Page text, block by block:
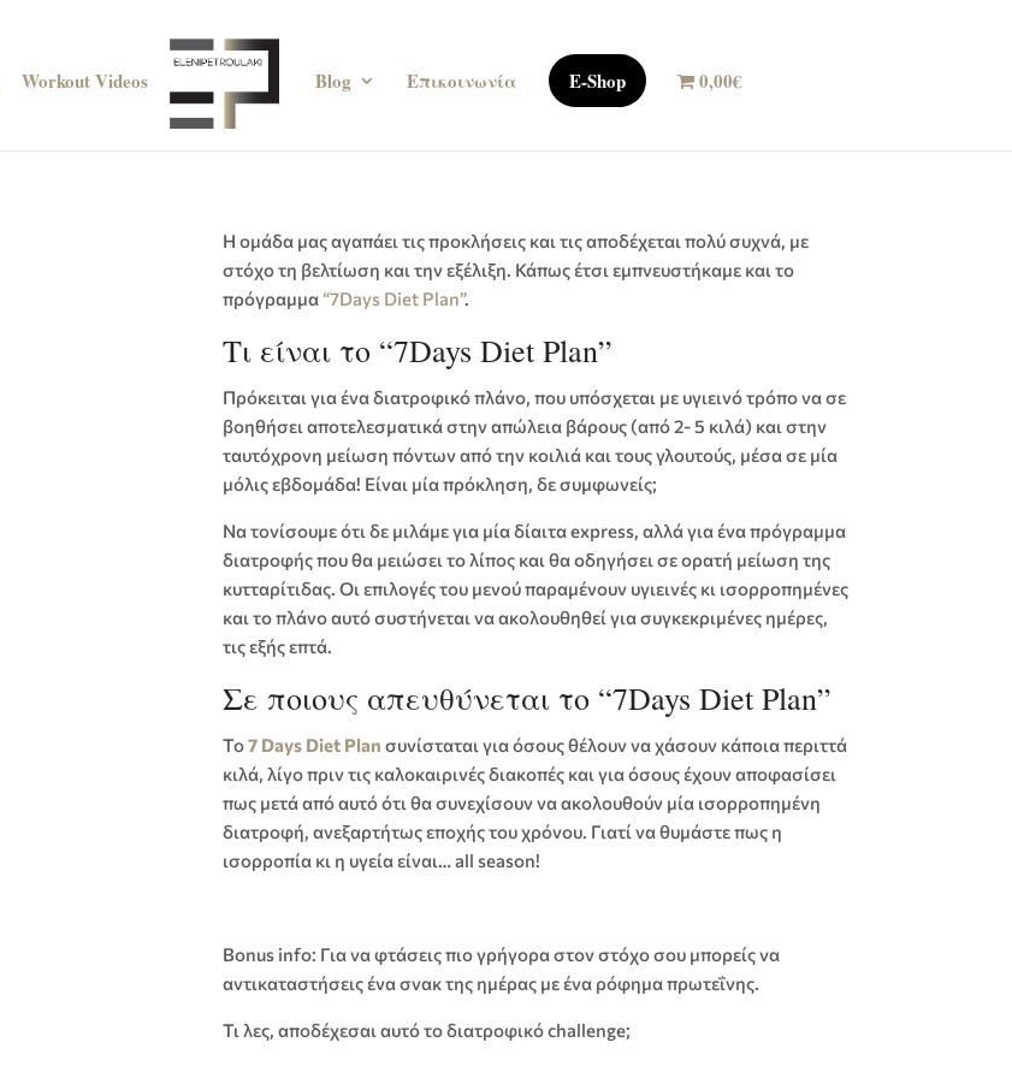
Workout Videos Blog Επικοινωνία E-Shop 0,00€
Η ομάδα μας αγαπάει τις προκλήσεις και τις αποδέχεται πολύ συχνά, με
στόχο τη βελτίωση και την εξέλιξη. Κάπως έτσι εμπνευστήκαμε και το
πρόγραμμα“7Days Diet Plan”.
Τι είναι το “7Days Diet Plan”
Πρόκειται για ένα διατροφικό πλάνο, που υπόσχεται με υγιεινό τρόπο να σε
βοηθήσει αποτελεσματικά στην απώλεια βάρους (από 2- 5 κιλά) και στην
ταυτόχρονη μείωση πόντων από την κοιλιά και τους γλουτούς, μέσα σε μία
μόλις εβδομάδα! Είναι μία πρόκληση, δε συμφωνείς;
Να τονίσουμε ότι δε μιλάμε για μία δίαιτα express, αλλά για ένα πρόγραμμα
διατροφής που θα μειώσει το λίπος και θα οδηγήσει σε ορατή μείωση της
κυτταρίτιδας. Οι επιλογές του μενού παραμένουν υγιεινές κι ισορροπημένες
και το πλάνο αυτό συστήνεται να ακολουθηθεί για συγκεκριμένες ημέρες,
τις εξής επτά.
Σε ποιους απευθύνεται το “7Days Diet Plan”
Το7 Days Diet Plan συνίσταται για όσους θέλουν να χάσουν κάποια περιττά
κιλά, λίγο πριν τις καλοκαιρινές διακοπές και για όσους έχουν αποφασίσει
πως μετά από αυτό ότι θα συνεχίσουν να ακολουθούν μία ισορροπημένη
διατροφή, ανεξαρτήτως εποχής του χρόνου. Γιατί να θυμάστε πως η
ισορροπία κι η υγεία είναι… all season!
Bonus info: Για να φτάσεις πιο γρήγορα στον στόχο σου μπορείς να
αντικαταστήσεις ένα σνακ της ημέρας με ένα ρόφημα πρωτεΐνης.
Τι λες, αποδέχεσαι αυτό το διατροφικό challenge;